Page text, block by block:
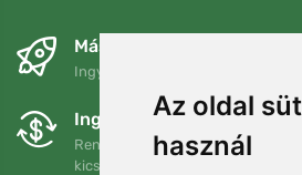
Az oldal
használ
Másnapra és ingyenesen
Ingyenes szállítás a következő
Ingyenes csere és
Rendelését 90 napon belül
kicserélheti.